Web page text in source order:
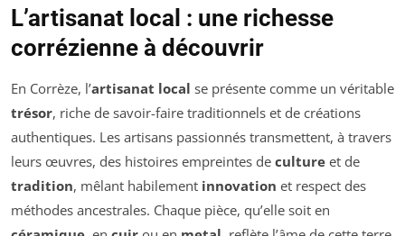
L’artisanat local : une richesse
corrézienne à découvrir
En Corrèze, l’artisanat local se présente comme un véritable
trésor, riche de savoir-faire traditionnels et de créations
authentiques. Les artisans passionnés transmettent, à travers
leurs œuvres, des histoires empreintes de culture et de
tradition, mêlant habilement innovation et respect des
méthodes ancestrales. Chaque pièce, qu’elle soit en